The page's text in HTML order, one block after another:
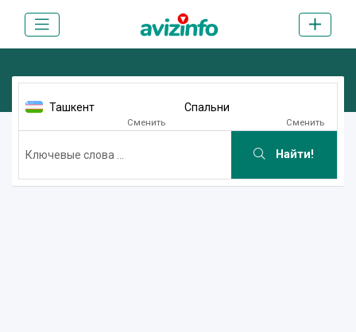
Ташкент
Сменить
Спальни
Сменить
Найти!